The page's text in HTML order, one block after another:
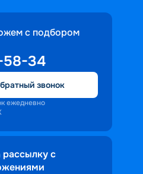
с подбором
58-34
звонок
ежедневно
с